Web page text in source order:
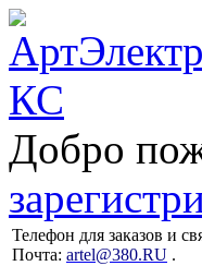
Добро
Телефон для заказов и
Почта: artel@380.RU .